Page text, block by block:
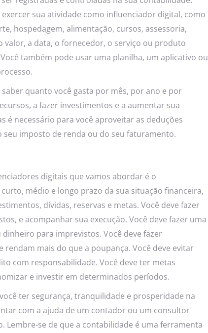
sua atividade como influenciador digital, como
hospedagem, alimentação, cursos, assessoria,
a data, o fornecedor, o serviço ou produto
também pode usar uma planilha, um aplicativo ou
quanto você gasta por mês, por ano e por
a fazer investimentos e a aumentar sua
é necessário para você aproveitar as deduções
seu imposto de renda ou do seu faturamento.
digitais que vamos abordar é o
médio e longo prazo da sua situação financeira,
dívidas, reservas e metas. Você deve fazer
e acompanhar sua execução. Você deve fazer uma
para imprevistos. Você deve fazer
mais do que a poupança. Você deve evitar
com responsabilidade. Você deve ter metas
e investir em determinados períodos.
ter segurança, tranquilidade e prosperidade na
com a ajuda de um contador ou um consultor
se de que a contabilidade é uma ferramenta